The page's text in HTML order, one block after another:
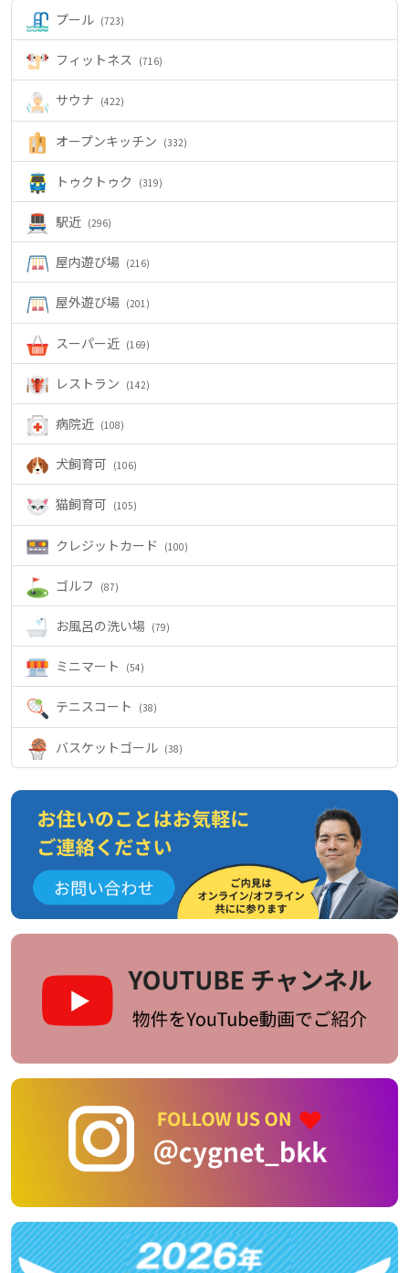
プール (723)
フィットネス (716)
サウナ (422)
オープンキッチン (332)
トゥクトゥク (319)
駅近 (296)
屋内遊び場 (216)
屋外遊び場 (201)
スーパー近 (169)
レストラン (142)
病院近 (108)
犬飼育可 (106)
猫飼育可 (105)
クレジットカード (100)
ゴルフ (87)
お風呂の洗い場 (79)
ミニマート (54)
テニスコート (38)
バスケットゴール (38)